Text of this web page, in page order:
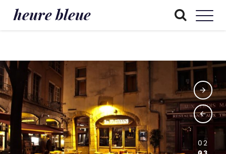
heure bleue
02